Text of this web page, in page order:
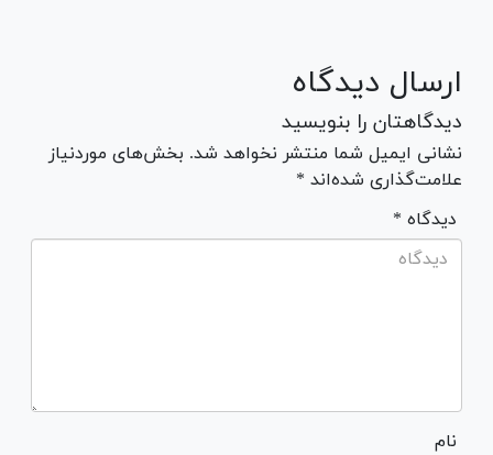
ارسال دیدگاه
دیدگاهتان را بنویسید
نشانی ایمیل شما منتشر نخواهد شد. بخش‌های موردنیاز
علامت‌گذاری شده‌اند *
* دیدگاه
نام